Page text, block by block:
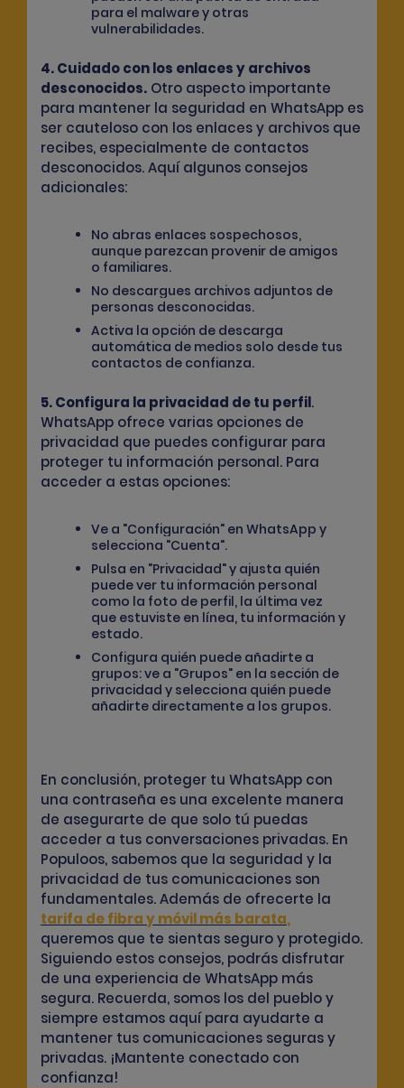
para el malware y otras
vulnerabilidades.
4. Cuidado con los enlaces y archivos
desconocidos. Otro aspecto importante
para mantener la seguridad en WhatsApp es
ser cauteloso con los enlaces y archivos que
recibes, especialmente de contactos
desconocidos. Aquí algunos consejos
adicionales:
No abras enlaces sospechosos,
aunque parezcan provenir de amigos
o familiares.
No descargues archivos adjuntos de
personas desconocidas.
Activa la opción de descarga
automática de medios solo desde tus
contactos de confianza.
5. Configura la privacidad de tu perfil.
WhatsApp ofrece varias opciones de
privacidad que puedes configurar para
proteger tu información personal. Para
acceder a estas opciones:
Ve a "Configuración" en WhatsApp y
selecciona "Cuenta".
Pulsa en "Privacidad" y ajusta quién
puede ver tu información personal
como la foto de perfil, la última vez
que estuviste en línea, tu información y
estado.
Configura quién puede añadirte a
grupos: ve a "Grupos" en la sección de
privacidad y selecciona quién puede
añadirte directamente a los grupos.
En conclusión, proteger tu WhatsApp con
una contraseña es una excelente manera
de asegurarte de que solo tú puedas
acceder a tus conversaciones privadas. En
Populoos, sabemos que la seguridad y la
privacidad de tus comunicaciones son
fundamentales. Además de ofrecerte la
tarifa de fibra y móvil más barata,
queremos que te sientas seguro y protegido.
Siguiendo estos consejos, podrás disfrutar
de una experiencia de WhatsApp más
segura. Recuerda, somos los del pueblo y
siempre estamos aquí para ayudarte a
mantener tus comunicaciones seguras y
privadas. ¡Mantente conectado con
confianza!